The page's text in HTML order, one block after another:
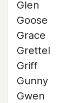
Glen
Goose
Grace
Grettel
Griff
Gunny
Gwen